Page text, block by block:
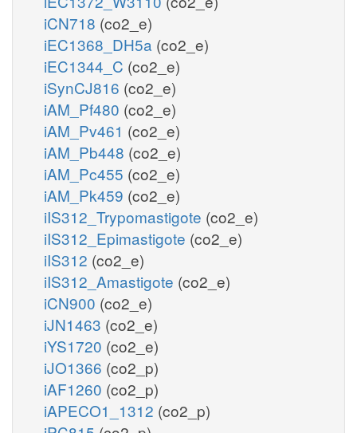
iCN718 (co2_e)
iEC1368_DH5a (co2_e)
iEC1344_C (co2_e)
iSynCJ816 (co2_e)
iAM_Pf480 (co2_e)
iAM_Pv461 (co2_e)
iAM_Pb448 (co2_e)
iAM_Pc455 (co2_e)
iAM_Pk459 (co2_e)
iIS312_Trypomastigote (co2_e)
iIS312_Epimastigote (co2_e)
iIS312 (co2_e)
iIS312_Amastigote (co2_e)
iCN900 (co2_e)
iJN1463 (co2_e)
iYS1720 (co2_e)
iJO1366 (co2_p)
iAF1260 (co2_p)
iAPECO1_1312 (co2_p)